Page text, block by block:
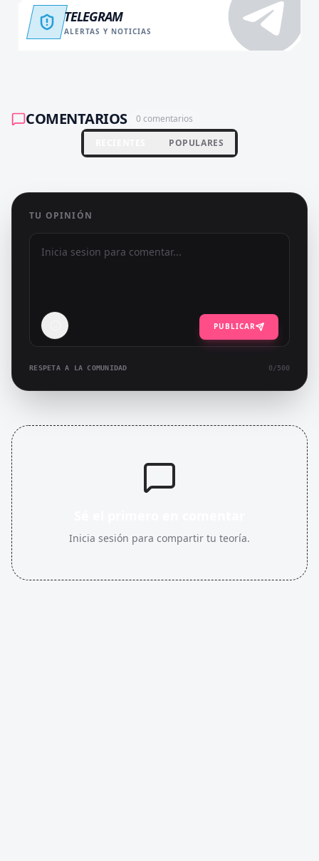
TELEGRAM
ALERTAS Y NOTICIAS
COMENTARIOS 0 comentarios
POPULARES
TU OPINIÓN
PUBLICAR
RESPETA A LA COMUNIDAD 0 /500
Inicia sesión para compartir tu teoría.